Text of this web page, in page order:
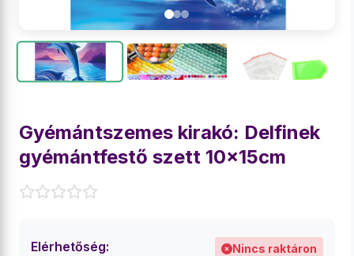
Gyémántszemes kirakó: Delfinek
gyémántfestő szett 10x15cm
Elérhetőség: Nincs raktáron